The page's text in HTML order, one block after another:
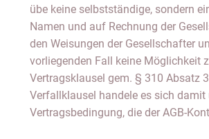
übe keine selbstständige, sondern
Namen und auf Rechnung der
den Weisungen der Gesellschafter
vorliegenden Fall keine Möglichkeit
Vertragsklausel gem. § 310 Absatz
Verfallklausel handele es sich
Vertragsbedingung, die der AGB-